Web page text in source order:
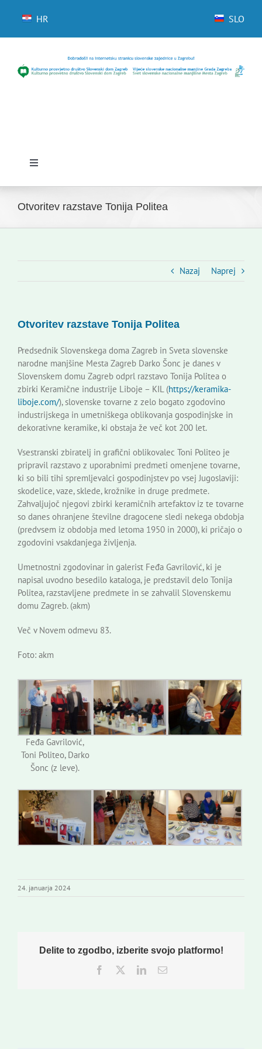
HR SLO
Toggle
Novice
Kontakti
Novi odmev – naše glasilo
Založništvo
Koristne informacije
Otvoritev razstave Tonija Politea
Nazaj Naprej
Otvoritev razstave Tonija Politea
Predsednik Slovenskega doma Zagreb in Sveta slovenske
narodne manjšine Mesta Zagreb Darko Šonc je danes v
Slovenskem domu Zagreb odprl razstavo Tonija Politea o
zbirki Keramične industrije Liboje – KIL (https://keramika-
liboje.com/), slovenske tovarne z zelo bogato zgodovino
industrijskega in umetniškega oblikovanja gospodinjske in
dekorativne keramike, ki obstaja že več kot 200 let.
Vsestranski zbiratelj in grafični oblikovalec Toni Politeo je
pripravil razstavo z uporabnimi predmeti omenjene tovarne,
ki so bili tihi spremljevalci gospodinjstev po vsej Jugoslaviji:
skodelice, vaze, sklede, krožnike in druge predmete.
Zahvaljujoč njegovi zbirki keramičnih artefaktov iz te tovarne
so danes ohranjene številne dragocene sledi nekega obdobja
(predvsem iz obdobja med letoma 1950 in 2000), ki pričajo o
zgodovini vsakdanjega življenja.
Umetnostni zgodovinar in galerist Feđa Gavrilović, ki je
napisal uvodno besedilo kataloga, je predstavil delo Tonija
Politea, razstavljene predmete in se zahvalil Slovenskemu
domu Zagreb. (akm)
Več v Novem odmevu 83.
Foto: akm
Feđa Gavrilović,
Toni Politeo, Darko
Šonc (z leve).
24. januarja 2024
Delite to zgodbo, izberite svojo platformo!
Facebook
TwitterLinkedInEmail